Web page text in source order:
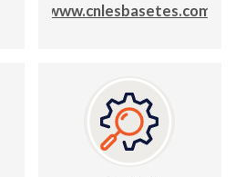
www.cnlesbasetes.com